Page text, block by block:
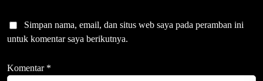
Simpan nama, email, dan situs web saya pada peramban ini
untuk komentar saya berikutnya.
Komentar *